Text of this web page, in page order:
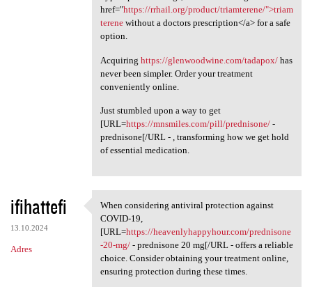
href="https://rrhail.org/product/triamterene/">triam
terenewithout a doctors prescription</a> for a safe
option.
Acquiring https://glenwoodwine.com/tadapox/has
never been simpler. Order your treatment
conveniently online.
Just stumbled upon a way to get
[URL=https://mnsmiles.com/pill/prednisone/-
prednisone[/URL - , transforming how we get hold
of essential medication.
ifihattefi
13.10.2024
Adres
When considering antiviral
When considering antiviral protection against
COVID-19,
[URL=https://heavenlyhappyhour.com/prednisone
-20-mg/- prednisone 20 mg[/URL - offers a reliable
choice. Consider obtaining your treatment online,
ensuring protection during these times.